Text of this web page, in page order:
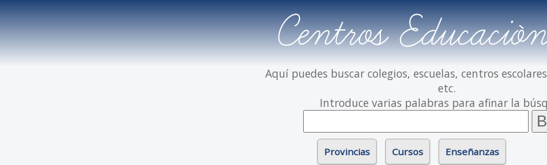
Centros Educación
Aquí puedes buscar colegios, escuelas, centros
etc.
Introduce varias palabras para afinar la
Provincias Cursos Enseñanzas